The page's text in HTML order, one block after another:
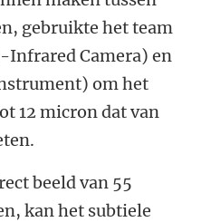
gebruikte het team
Infrared Camera) en
om het
12 micron dat van
beeld van 55
kan het subtiele